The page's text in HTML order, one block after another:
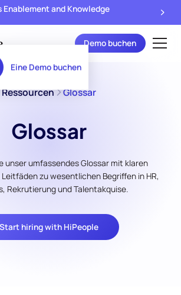
Eine Demo buchen
Enablement and Knowledge
Demo buchen
Ressourcen Glossar
Glossar
unser umfassendes Glossar mit klaren
zu wesentlichen Begriffen in HR,
Rekrutierung und Talentakquise.
Start hiring with HiPeople